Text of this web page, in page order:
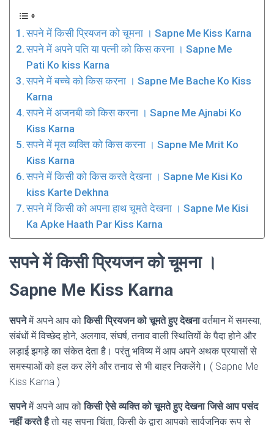
सपने में किसी प्रियजन को चूमना । Sapne Me Kiss Karna
सपने में अपने पति या पत्नी को किस करना । Sapne Me
Pati Ko kiss Karna
सपने में बच्चे को किस करना । Sapne Me Bache Ko Kiss
Karna
सपने में अजनबी को किस करना । Sapne Me Ajnabi Ko
Kiss Karna
सपने में मृत व्यक्ति को किस करना । Sapne Me Mrit Ko
Kiss Karna
सपने में किसी को किस करते देखना । Sapne Me Kisi Ko
kiss Karte Dekhna
सपने में किसी को अपना हाथ चूमते देखना । Sapne Me Kisi
Ka Apke Haath Par Kiss Karna
सपने में किसी प्रियजन को चूमना ।
Sapne Me Kiss Karna
सपनेमें अपने आप कोकिसी प्रियजन को चूमते हुए देखनावर्तमान में समस्या,
संबंधों में विच्छेद होने, अलगाव, संघर्ष, तनाव वाली स्थितियों के पैदा होने और
लड़ाई झगड़े का संकेत देता है। परंतु भविष्य में आप अपने अथक प्रयासों से
समस्याओं को हल कर लेंगे और तनाव से भी बाहर निकलेंगे। ( Sapne Me
Kiss Karna )
सपनेमें अपने आप कोकिसी ऐसे व्यक्ति को चूमते हुए देखना जिसे आप पसंद
नहीं करते हैतो यह सपना चिंता, किसी के द्वारा आपको सार्वजनिक रूप से